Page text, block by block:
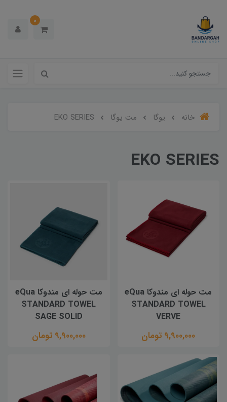
0
خانه یوگا مت یوگا EKO SERIES
EKO SERIES
مت حوله ای مندوکا eQua
STANDARD TOWEL
VERVE
9,900,000 تومان
مت حوله ای مندوکا eQua
STANDARD TOWEL
SAGE SOLID
9,900,000 تومان